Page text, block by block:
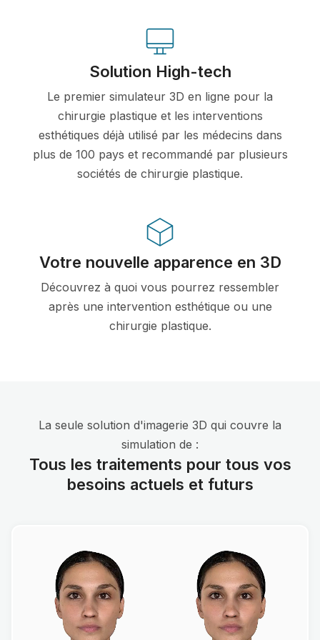
Solution High-tech
Le premier simulateur 3D en ligne pour la
chirurgie plastique et les interventions
esthétiques déjà utilisé par les médecins dans
plus de 100 pays et recommandé par plusieurs
sociétés de chirurgie plastique.
Votre nouvelle apparence en 3D
Découvrez à quoi vous pourrez ressembler
après une intervention esthétique ou une
chirurgie plastique.
La seule solution d'imagerie 3D qui couvre la
simulation de :
Tous les traitements pour tous vos
besoins actuels et futurs